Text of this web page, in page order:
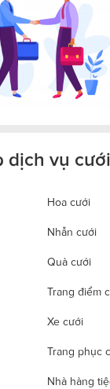
dịch vụ cưới
Hoa cưới
Nhẫn cưới
Quà cưới
Trang điểm
Xe cưới
Trang phục
Nhà hàng